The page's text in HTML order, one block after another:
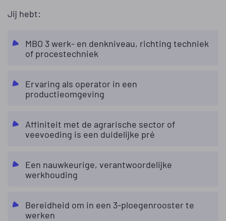
Jij hebt:
MBO 3 werk- en denkniveau, richting techniek
of procestechniek
Ervaring als operator in een
productieomgeving
Affiniteit met de agrarische sector of
veevoeding is een duidelijke pré
Een nauwkeurige, verantwoordelijke
werkhouding
Bereidheid om in een 3-ploegenrooster te
werken